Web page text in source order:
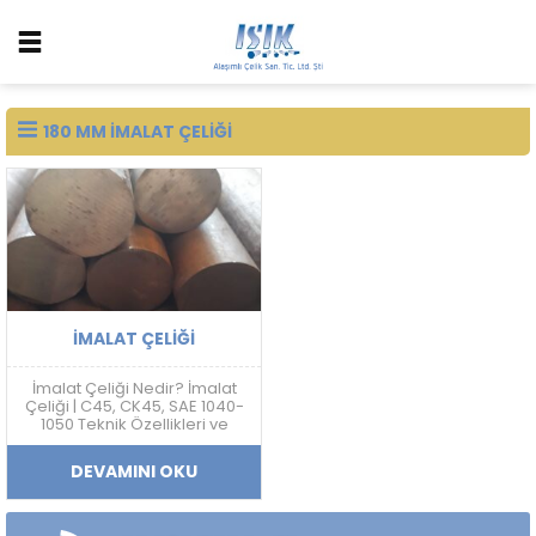
180 MM IMALAT ÇELIĞI
İMALAT ÇELIĞI
İmalat Çeliği Nedir? İmalat
Çeliği | C45, CK45, SAE 1040-
1050 Teknik Özellikleri ve
Fiyatları İmalat çeliği; makine,
otomotiv, savunma sanayi,
kalıp ve mekanik sistem
üretimlerinde yaygın
kullanılan karbon esaslı
DEVAMINI OKU